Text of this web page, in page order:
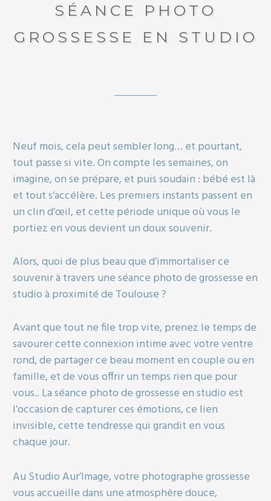
SÉANCE PHOTO
GROSSESSE EN STUDIO
Neuf mois, cela peut sembler long… et pourtant,
tout passe si vite. On compte les semaines, on
imagine, on se prépare, et puis soudain : bébé est là
et tout s’accélère. Les premiers instants passent en
un clin d’œil, et cette période unique où vous le
portiez en vous devient un doux souvenir.
Alors, quoi de plus beau que d’immortaliser ce
souvenir à travers une séance photo de grossesse en
studio à proximité de Toulouse ?
Avant que tout ne file trop vite, prenez le temps de
savourer cette connexion intime avec votre ventre
rond, de partager ce beau moment en couple ou en
famille, et de vous offrir un temps rien que pour
vous.. La séance photo de grossesse en studio est
l’occasion de capturer ces émotions, ce lien
invisible, cette tendresse qui grandit en vous
chaque jour.
Au Studio Aur’Image, votre photographe grossesse
vous accueille dans une atmosphère douce,